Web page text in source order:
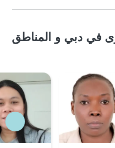
في دبي و المناطق